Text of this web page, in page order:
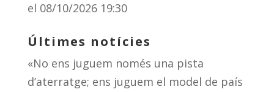
el 08/10/2026 19:30
Últimes notícies
«No ens juguem només una pista
d’aterratge; ens juguem el model de país